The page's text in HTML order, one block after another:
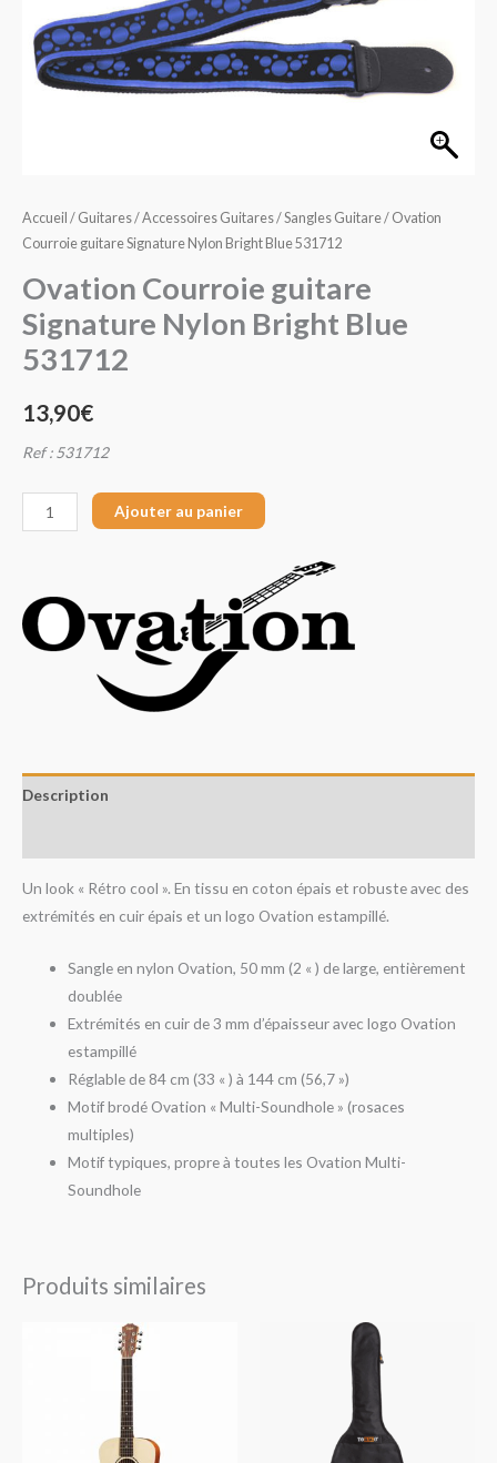
Accueil / Guitares/Accessoires Guitares/Sangles Guitare/ Ovation
Courroie guitare Signature Nylon Bright Blue 531712
Ovation Courroie guitare
Signature Nylon Bright Blue
531712
13,90€
Ref : 531712
Signature
Nylon
Bright
Ajouter au panier
Description
Un look « Rétro cool ». En tissu en coton épais et robuste avec des
extrémités en cuir épais et un logo Ovation estampillé.
Sangle en nylon Ovation, 50 mm (2 « ) de large, entièrement
doublée
Extrémités en cuir de 3 mm d’épaisseur avec logo Ovation
estampillé
Réglable de 84 cm (33 « ) à 144 cm (56,7 »)
Motif brodé Ovation « Multi-Soundhole » (rosaces
multiples)
Motif typiques, propre à toutes les Ovation Multi-
Soundhole
Produits similaires